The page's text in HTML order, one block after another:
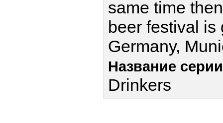
same time
beer festival is
Germany,
Название
Drinkers